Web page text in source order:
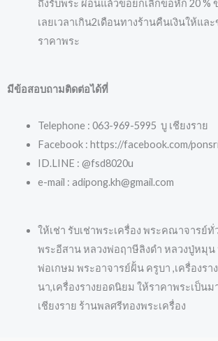
ถึงรับพระ ผ่อนแล้วขอยกเลิกขอหัก 20 %
เลยเวลาเกิน2เดือนทางร้านคืนเงินให้แล
ราคาพระ
มีข้อสอบถามติดต่อได้ที่
Telephone : 063-969-5995 บู เชียงราย
Facebook : https://facebook.com/
ID.LINE : @fsd8020u
e-mail : adipong.kh@gmail.com
ให้เช่า รับเช่าพระเครื่อง พระคณาจารย์
พระอีสาน หลวงพ่อฤาษีลิงดำ หลวงปู่หมุน
พ่อเกษม พระอาจารย์ฝั้น ครูบา ,เครื่องรา
นา,เครื่องรางยอดนิยม ให้ราคาพระเป็นม
เชียงราย ร้านพลศรีทองพระเครื่อง